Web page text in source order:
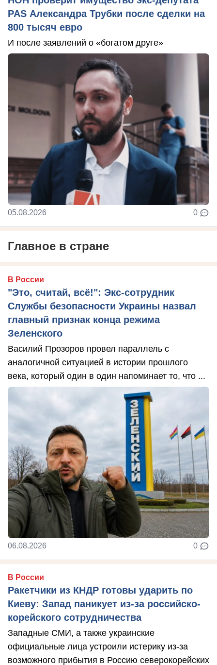
PAS Александра Трубки после сделки на
800 тысяч евро
И после заявлений о «богатом друге»
05.08.2026 0
Главное в стране
В России
"Это, считай, всё!": Экс-сотрудник
Службы безопасности Украины назвал
главный признак конца режима
Зеленского
Василий Прозоров провел параллель с
аналогичной ситуацией в истории прошлого
века, который один в один напоминает то, что ...
06.08.2026 0
В России
Ракетчики из КНДР готовы ударить по
Киеву: Запад паникует из-за российско-
корейского сотрудничества
Западные СМИ, а также украинские
официальные лица устроили истерику из-за
возможного прибытия в Россию северокорейских